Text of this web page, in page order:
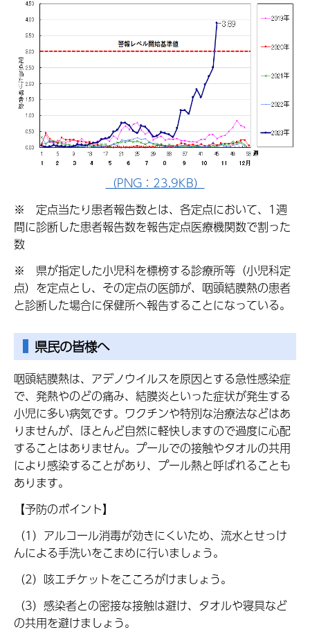
（PNG：23.9KB）
※ 定点当たり患者報告数とは、各定点において、1週
間に診断した患者報告数を報告定点医療機関数で割った
数
※ 県が指定した小児科を標榜する診療所等（小児科定
点）を定点とし、その定点の医師が、咽頭結膜熱の患者
と診断した場合に保健所へ報告することになっている。
県民の皆様へ
咽頭結膜熱は、アデノウイルスを原因とする急性感染症
で、発熱やのどの痛み、結膜炎といった症状が発生する
小児に多い病気です。ワクチンや特別な治療法などはあ
りませんが、ほとんど自然に軽快しますので過度に心配
することはありません。プールでの接触やタオルの共用
により感染することがあり、プール熱と呼ばれることも
あります。
【予防のポイント】
（1）アルコール消毒が効きにくいため、流水とせっけ
んによる手洗いをこまめに行いましょう。
（2）咳エチケットをこころがけましょう。
（3）感染者との密接な接触は避け、タオルや寝具など
の共用を避けましょう。